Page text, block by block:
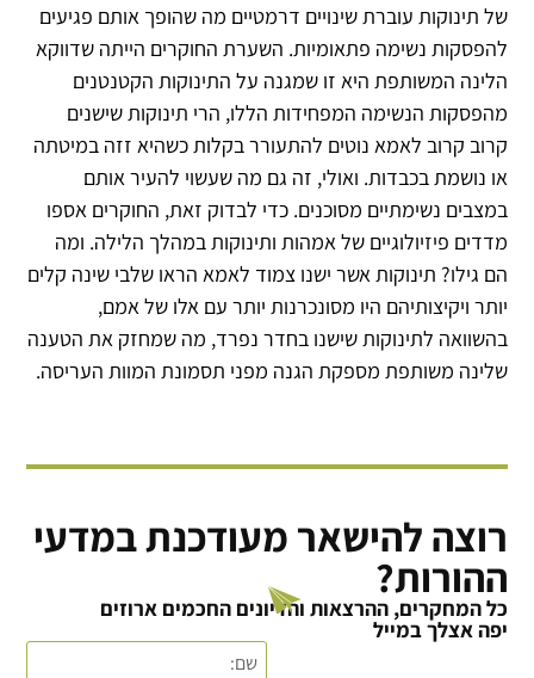
של תינוקות עוברת שינויים דרמטיים מה שהופך אותם פגיעים
להפסקות נשימה פתאומיות. השערת החוקרים הייתה שדווקא
הלינה המשותפת היא זו שמגנה על התינוקות הקטנטנים
מהפסקות הנשימה המפחידות הללו, הרי תינוקות שישנים
קרוב קרוב לאמא נוטים להתעורר בקלות כשהיא זזה במיטתה
או נושמת בכבדות. ואולי, זה גם מה שעשוי להעיר אותם
במצבים נשימתיים מסוכנים. כדי לבדוק זאת, החוקרים אספו
מדדים פיזיולוגיים של אמהות ותינוקות במהלך הלילה. ומה
הם גילו? תינוקות אשר ישנו צמוד לאמא הראו שלבי שינה קלים
יותר ויקיצותיהם היו מסונכרנות יותר עם אלו של אמם,
בהשוואה לתינוקות שישנו בחדר נפרד, מה שמחזק את הטענה
שלינה משותפת מספקת הגנה מפני תסמונת המוות העריסה.
רוצה להישאר מעודכנת במדעי
ההורות?
כל המחקרים, ההרצאות והדיונים החכמים ארוזים
יפה אצלך במייל